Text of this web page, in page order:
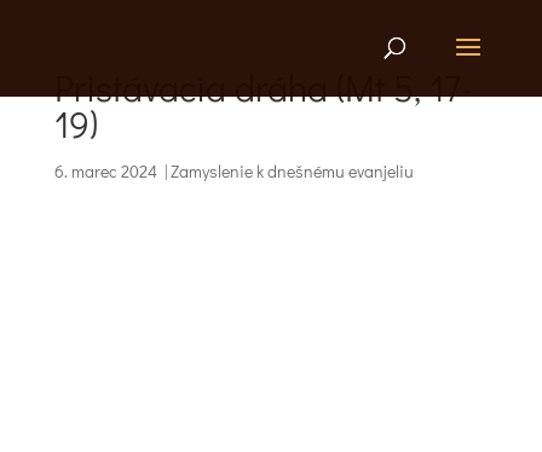
Pristávacia dráha (Mt 5, 17-
19)
6. marec 2024|Zamyslenie k dnešnému evanjeliu